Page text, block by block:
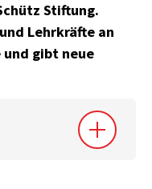
Stiftung.
Lehrkräfte an
und gibt neue